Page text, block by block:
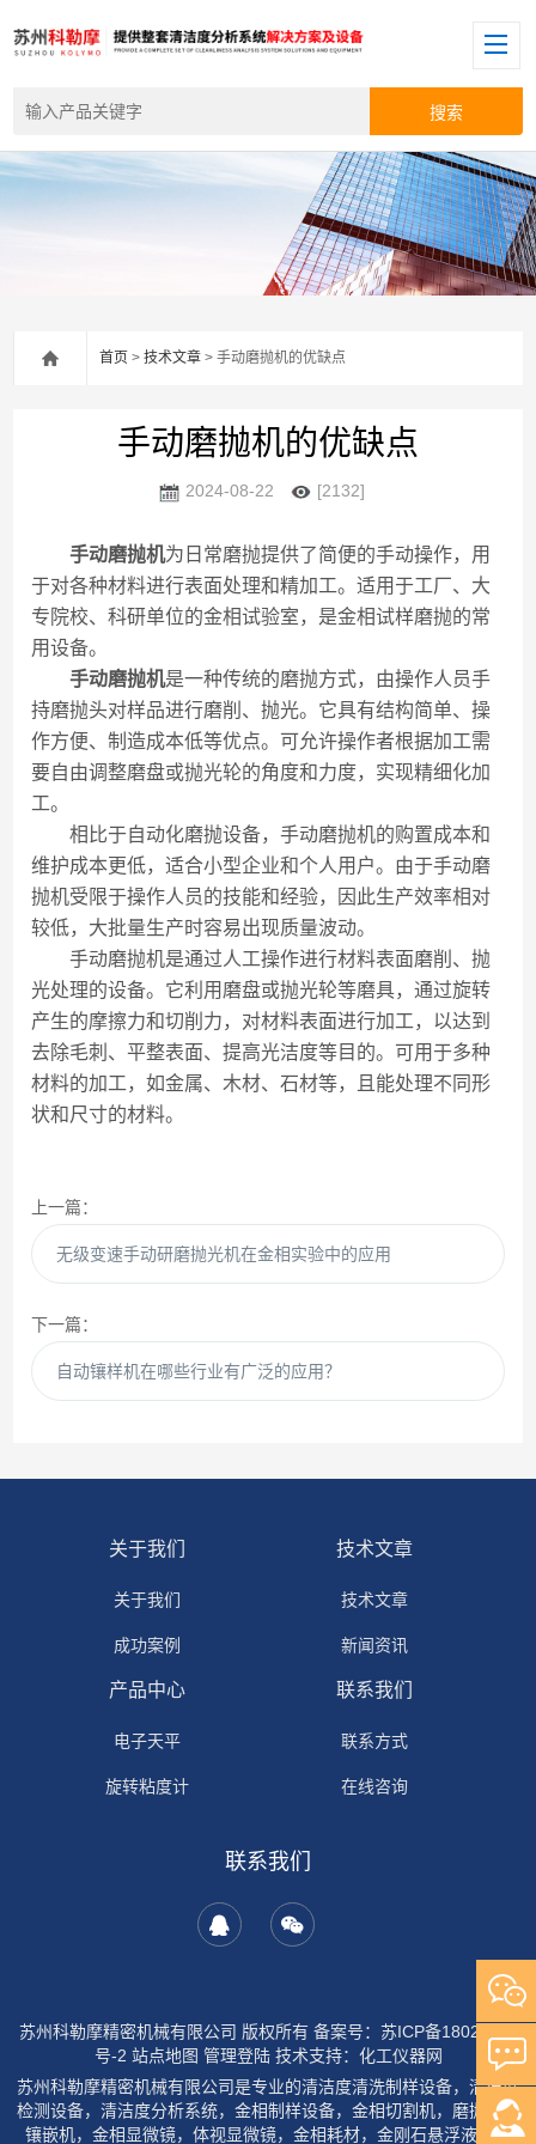
首页 >技术文章 > 手动磨抛机的优缺点
手动磨抛机的优缺点
2024-08-22 [2132]
手动磨抛机为日常磨抛提供了简便的手动操作，用
于对各种材料进行表面处理和精加工。适用于工厂、大
专院校、科研单位的金相试验室，是金相试样磨抛的常
用设备。
手动磨抛机是一种传统的磨抛方式，由操作人员手
持磨抛头对样品进行磨削、抛光。它具有结构简单、操
作方便、制造成本低等优点。可允许操作者根据加工需
要自由调整磨盘或抛光轮的角度和力度，实现精细化加
工。
相比于自动化磨抛设备，手动磨抛机的购置成本和
维护成本更低，适合小型企业和个人用户。由于手动磨
抛机受限于操作人员的技能和经验，因此生产效率相对
较低，大批量生产时容易出现质量波动。
手动磨抛机是通过人工操作进行材料表面磨削、抛
光处理的设备。它利用磨盘或抛光轮等磨具，通过旋转
产生的摩擦力和切削力，对材料表面进行加工，以达到
去除毛刺、平整表面、提高光洁度等目的。可用于多种
材料的加工，如金属、木材、石材等，且能处理不同形
状和尺寸的材料。
上一篇：
无级变速手动研磨抛光机在金相实验中的应用
下一篇：
自动镶样机在哪些行业有广泛的应用？
关于我们
关于我们
成功案例
技术文章
技术文章
新闻资讯
产品中心
电子天平
旋转粘度计
联系我们
联系方式
在线咨询
联系我们
苏州科勒摩精密机械有限公司 版权所有 备案号：苏ICP备18029954
号-2 站点地图 管理登陆技术支持： 化工仪器网
苏州科勒摩精密机械有限公司是专业的清洁度清洗制样设备，清洁度
检测设备，清洁度分析系统，金相制样设备，金相切割机，磨抛机，
镶嵌机，金相显微镜，体视显微镜，金相耗材，金刚石悬浮液，砂